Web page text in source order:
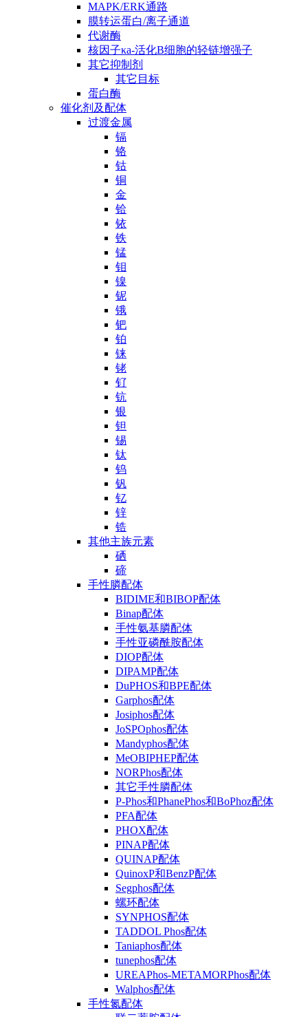
MAPK/ERK通路
膜转运蛋白/离子通道
代谢酶
核因子κa-活化B细胞的轻链增强子
其它抑制剂
其它目标
蛋白酶
催化剂及配体
过渡金属
镉
铬
钴
铜
金
铪
铱
铁
锰
钼
镍
铌
锇
钯
铂
铼
铑
钌
钪
银
钽
锡
钛
钨
钒
钇
锌
锆
其他主族元素
硒
碲
手性膦配体
BIDIME和BIBOP配体
Binap配体
手性氨基膦配体
手性亚磷酰胺配体
DIOP配体
DIPAMP配体
DuPHOS和BPE配体
Garphos配体
Josiphos配体
JoSPOphos配体
Mandyphos配体
MeOBIPHEP配体
NORPhos配体
其它手性膦配体
P-Phos和PhanePhos和BoPhoz配体
PFA配体
PHOX配体
PINAP配体
QUINAP配体
QuinoxP和BenzP配体
Segphos配体
螺环配体
SYNPHOS配体
TADDOL Phos配体
Taniaphos配体
tunephos配体
UREAPhos-METAMORPhos配体
Walphos配体
手性氮配体